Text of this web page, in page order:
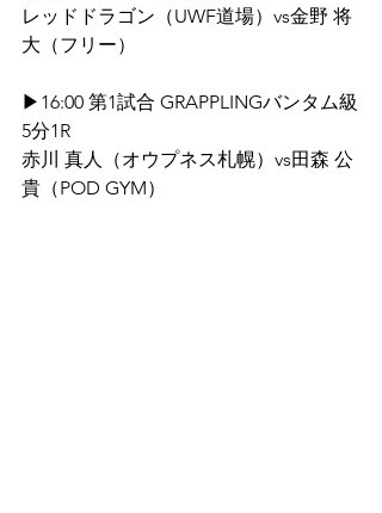
レッドドラゴン（UWF道場）vs金野 将
大（フリー）
▶16:00 第1試合 GRAPPLINGバンタム級
5分1R
赤川 真人（オウプネス札幌）vs田森 公
貴（POD GYM）